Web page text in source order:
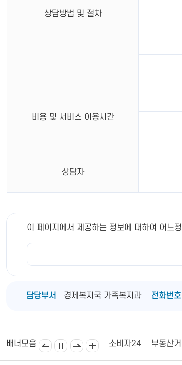
상담방법 및 절차
비용 및 서비스 이용시간
상담자
이 페이지에서 제공하는 정보에 대하여 어느
담당부서 경제복지국 가족복지과 전화번호
배너모음
제상공회의소 김제시의회 소비자24 부동산